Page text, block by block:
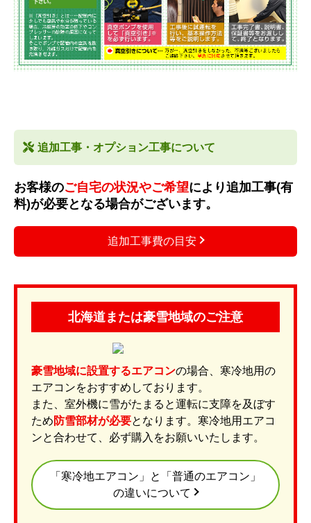
追加工事・オプション工事について
お客様のご自宅の状況やご希望により追加工事(有
料)が必要となる場合がございます。
追加工事費の目安
北海道または豪雪地域のご注意
豪雪地域に設置するエアコンの場合、寒冷地用の
エアコンをおすすめしております。
また、室外機に雪がたまると運転に支障を及ぼす
ため 防雪部材が必要となります。寒冷地用エアコ
ンと合わせて、必ず購入をお願いいたします。
「寒冷地エアコン」と「普通のエアコン」
の違いについて